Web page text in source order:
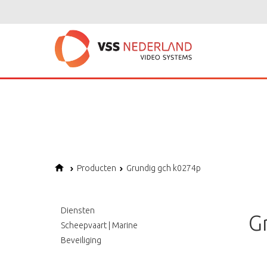
: Trying to get property of non-object in
: Undefined offset: 1 in/home/vssned01/domains/
Producten Grundig gch k0274p
Diensten
Scheepvaart | Marine
Beveiliging